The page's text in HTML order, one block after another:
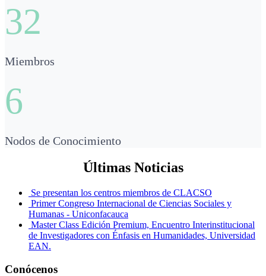
32
Miembros
6
Nodos de Conocimiento
Últimas Noticias
Se presentan los centros miembros de CLACSO
Primer Congreso Internacional de Ciencias Sociales y
Humanas - Uniconfacauca
Master Class Edición Premium, Encuentro Interinstitucional
de Investigadores con Énfasis en Humanidades, Universidad
EAN.
Conócenos